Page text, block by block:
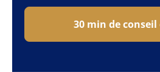
30 min de